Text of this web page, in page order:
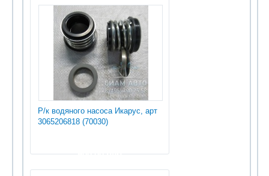
Р/к водяного насоса Икарус, арт
3065206818 (70030)
900.00 руб